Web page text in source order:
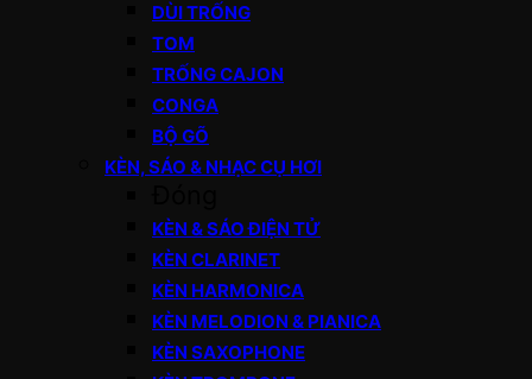
DÙI TRỐNG
TOM
TRỐNG CAJON
CONGA
BỘ GÕ
KÈN, SÁO & NHẠC CỤ HƠI
KÈN & SÁO ĐIỆN TỬ
KÈN CLARINET
KÈN HARMONICA
KÈN MELODION & PIANICA
KÈN SAXOPHONE